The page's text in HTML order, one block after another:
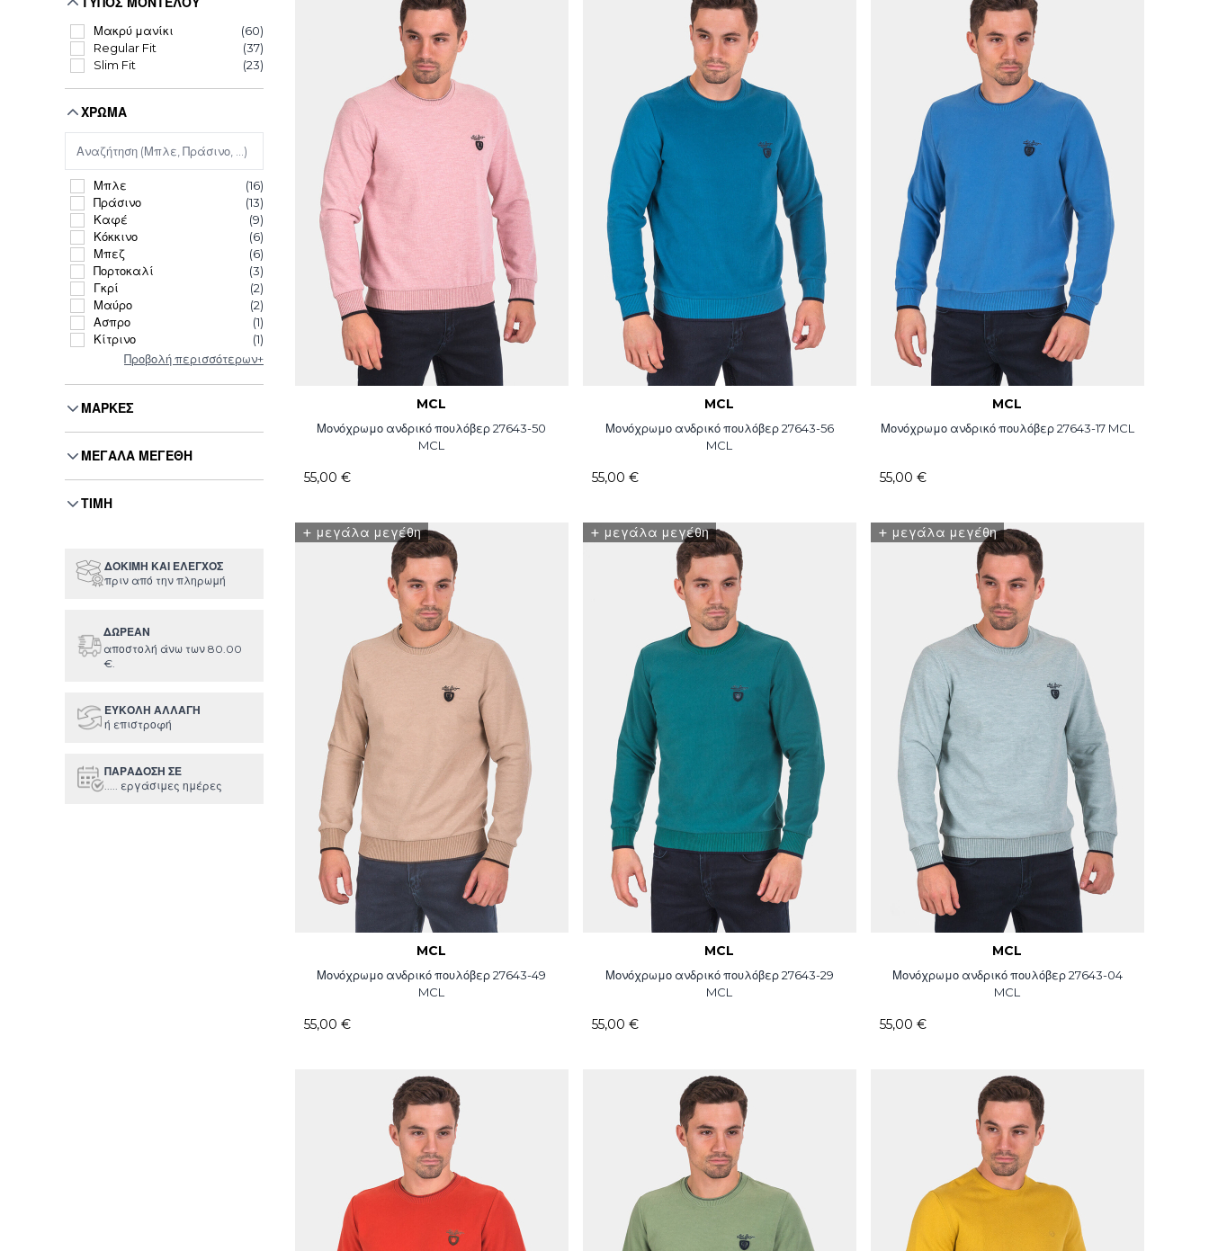
Μακρύ μανίκι
(60)
Regular Fit
(37)
Slim Fit
(23)
ΧΡΏΜΑ
Μπλε
(16)
Πράσινο
(13)
Καφέ
(9)
Κόκκινο
(6)
Μπεζ
(6)
Πορτοκαλί
(3)
Γκρί
(2)
Μαύρο
(2)
Ασπρο
(1)
Κίτρινο
(1)
Προβολή περισσότερων+
ΜΆΡΚΕΣ
ΜΕΓΆΛΑ ΜΕΓΈΘΗ
ΤΙΜΉ
ΔΟΚΙΜΉ ΚΑΙ ΕΛΕΓΧΟΣ
πριν από την πληρωμή
ΔΩΡΕΑΝ
αποστολή άνω των 80.00
€.
ΕΥΚΟΛΗ ΑΛΛΑΓΗ
ή επιστροφή
ΠΑΡΑΔΟΣΗ ΣΕ
..... εργάσιμες ημέρες
MCL
Μονόχρωμο ανδρικό πουλόβερ 27643-50
MCL
55,00 €
MCL
Μονόχρωμο ανδρικό πουλόβερ 27643-56
MCL
55,00 €
MCL
Μονόχρωμο ανδρικό πουλόβερ 27643-17 MCL
55,00 €
+ μεγάλα μεγέθη
MCL
Μονόχρωμο ανδρικό πουλόβερ 27643-49
MCL
55,00 €
+ μεγάλα μεγέθη
MCL
Μονόχρωμο ανδρικό πουλόβερ 27643-29
MCL
55,00 €
+ μεγάλα μεγέθη
MCL
Μονόχρωμο ανδρικό πουλόβερ 27643-04
MCL
55,00 €